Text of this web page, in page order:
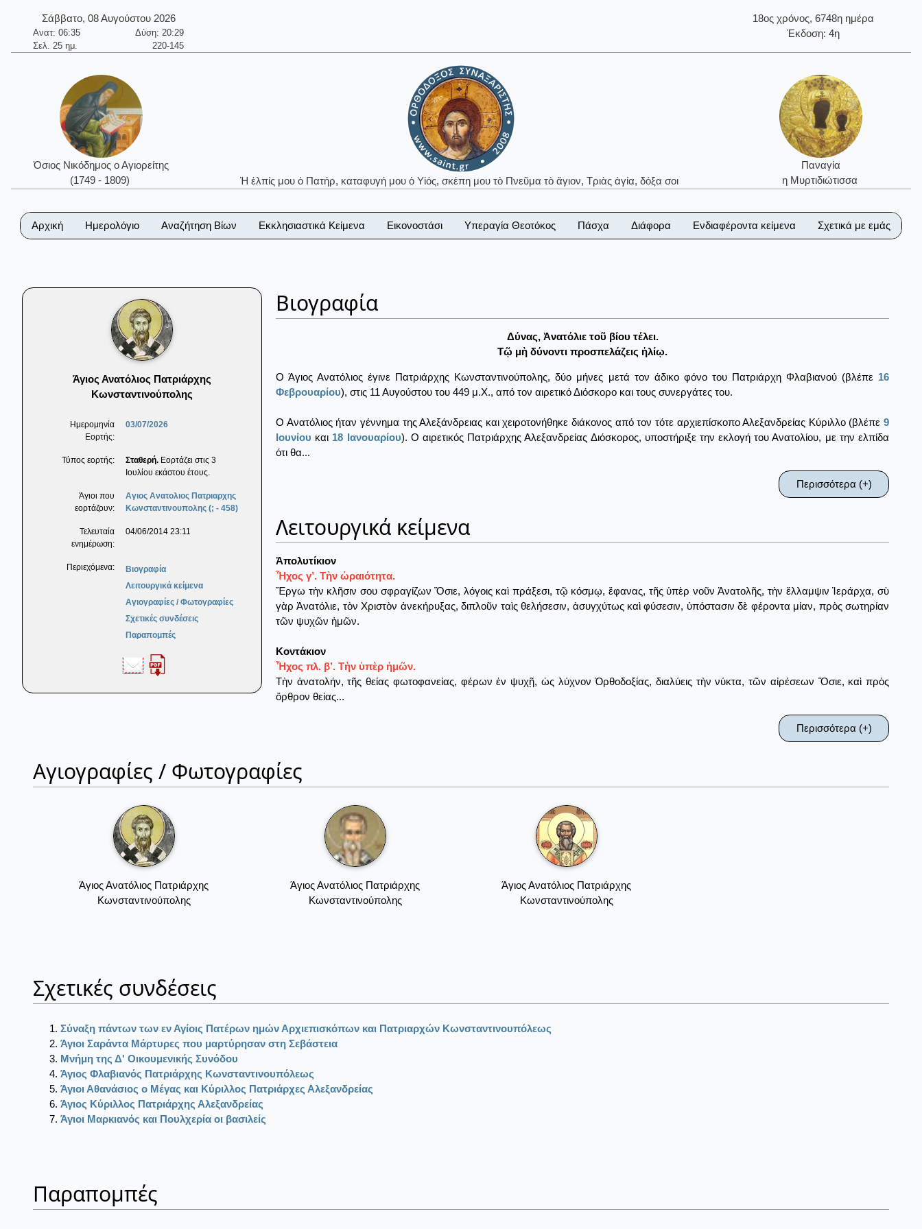
Σάββατο, 08 Αυγούστου 2026
Ανατ: 06:35
Δύση: 20:29
Σελ. 25 ημ.
220-145
18ος χρόνος, 6748η ημέρα
Έκδοση: 4η
Όσιος Νικόδημος ο Αγιορείτης
(1749 - 1809)
Ἡ ἐλπίς μου ὁ Πατήρ, καταφυγή μου ὁ Υἱός, σκέπη μου τὸ Πνεῦμα τὸ ἅγιον, Τριὰς ἁγία, δόξα σοι
Παναγία
η Μυρτιδιώτισσα
Αρχική Ημερολόγιο Αναζήτηση Βίων Εκκλησιαστικά Κείμενα Εικονοστάσι Υπεραγία Θεοτόκος Πάσχα Διάφορα Ενδιαφέροντα κείμενα Σχετικά με εμάς
Άγιος Ανατόλιος Πατριάρχης
Κωνσταντινούπολης
Ημερομηνία
Εορτής:
03/07/2026
Τύπος εορτής: Σταθερή. Εορτάζει στις 3
Ιουλίου εκάστου έτους.
Άγιοι που
εορτάζουν:
Αγιος Ανατολιος Πατριαρχης
Κωνσταντινουπολης (; - 458)
Τελευταία
ενημέρωση:
04/06/2014 23:11
Περιεχόμενα:
Βιογραφία
Λειτουργικά κείμενα
Αγιογραφίες / Φωτογραφίες
Σχετικές συνδέσεις
Παραπομπές
Βιογραφία
Δύνας, Ἀνατόλιε τοῦ βίου τέλει.
Τῷ μὴ δύνοντι προσπελάζεις ἡλίῳ.
Ο Άγιος Ανατόλιος έγινε Πατριάρχης Κωνσταντινούπολης, δύο μήνες μετά τον άδικο φόνο του Πατριάρχη Φλαβιανού (βλέπε 16
Φεβρουαρίου), στις 11 Αυγούστου του 449 μ.Χ., από τον αιρετικό Διόσκορο και τους συνεργάτες του.
Ο Ανατόλιος ήταν γέννημα της Αλεξάνδρειας και χειροτονήθηκε διάκονος από τον τότε αρχιεπίσκοπο Αλεξανδρείας Κύριλλο (βλέπε 9
Ιουνίου και 18 Ιανουαρίου). Ο αιρετικός Πατριάρχης Αλεξανδρείας Διόσκορος, υποστήριξε την εκλογή του Ανατολίου, με την ελπίδα
ότι θα...
Περισσότερα (+)
Λειτουργικά κείμενα
Ἀπολυτίκιον
Ἦχος γ’. Τὴν ὡραιότητα.
Ἔργω τὴν κλῆσιν σου σφραγίζων Ὅσιε, λόγοις καὶ πράξεσι, τῷ κόσμῳ, ἔφανας, τῆς ὑπὲρ νοῦν Ἀνατολῆς, τὴν ἔλλαμψιν Ἱεράρχα, σὺ
γὰρ Ἀνατόλιε, τὸν Χριστὸν ἀνεκήρυξας, διπλοῦν ταὶς θελήσεσιν, ἀσυγχύτως καὶ φύσεσιν, ὑπόστασιν δὲ φέροντα μίαν, πρὸς σωτηρίαν
τῶν ψυχῶν ἠμῶν.
Κοντάκιον
Ἦχος πλ. β’. Τὴν ὑπὲρ ἡμῶν.
Τὴν ἀνατολήν, τῆς θείας φωτοφανείας, φέρων ἐν ψυχῇ, ὡς λύχνον Ὀρθοδοξίας, διαλύεις τὴν νύκτα, τῶν αἰρέσεων Ὅσιε, καὶ πρὸς
ὄρθρον θείας...
Περισσότερα (+)
Αγιογραφίες / Φωτογραφίες
Άγιος Ανατόλιος Πατριάρχης
Κωνσταντινούπολης
Άγιος Ανατόλιος Πατριάρχης
Κωνσταντινούπολης
Άγιος Ανατόλιος Πατριάρχης
Κωνσταντινούπολης
Σχετικές συνδέσεις
Σύναξη πάντων των εν Αγίοις Πατέρων ημών Αρχιεπισκόπων και Πατριαρχών Κωνσταντινουπόλεως
Άγιοι Σαράντα Μάρτυρες που μαρτύρησαν στη Σεβάστεια
Μνήμη της Δ' Οικουμενικής Συνόδου
Άγιος Φλαβιανός Πατριάρχης Κωνσταντινουπόλεως
Άγιοι Αθανάσιος ο Μέγας και Κύριλλος Πατριάρχες Αλεξανδρείας
Άγιος Κύριλλος Πατριάρχης Αλεξανδρείας
Άγιοι Μαρκιανός και Πουλχερία οι βασιλείς
Παραπομπές